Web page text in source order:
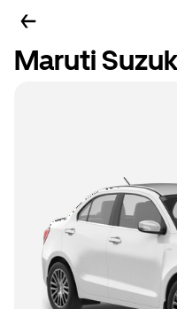
Maruti